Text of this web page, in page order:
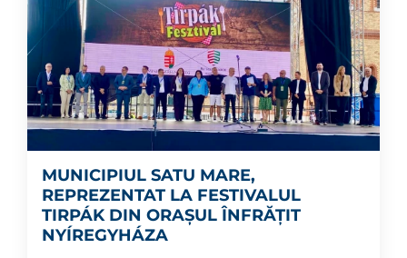
MUNICIPIUL SATU MARE,
REPREZENTAT LA FESTIVALUL
TIRPÁK DIN ORAȘUL ÎNFRĂȚIT
NYÍREGYHÁZA